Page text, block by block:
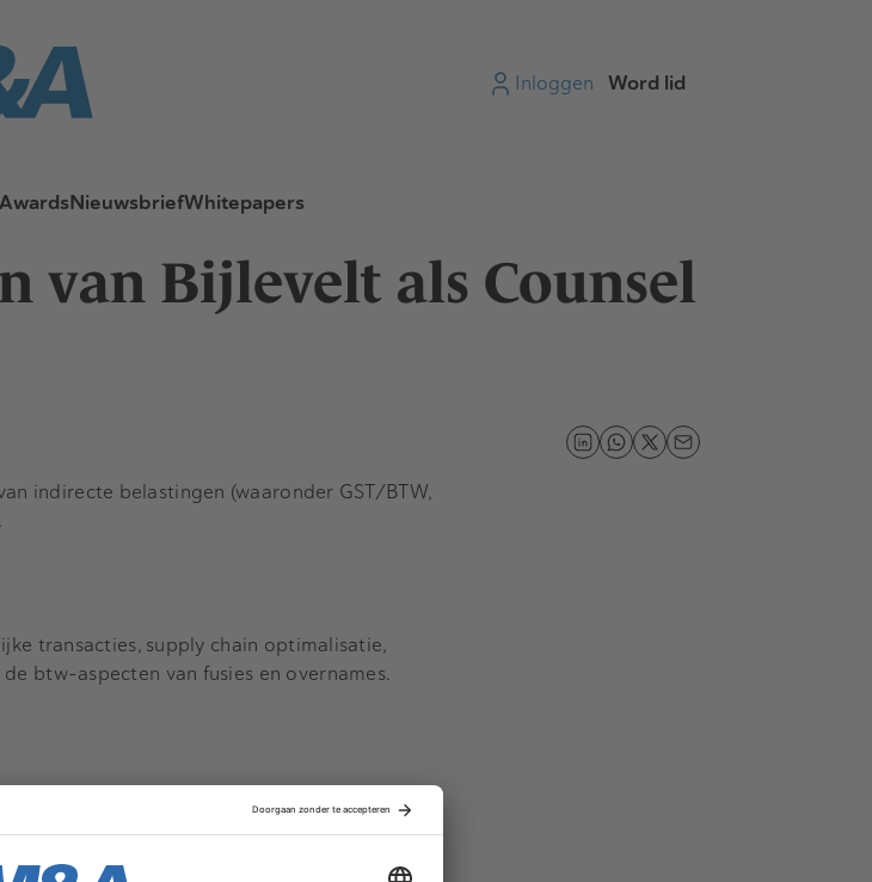
Inloggen Word lid
NieuwsbriefWhitepapers
van Bijlevelt als Counsel
indirecte belastingen (waaronder GST/BTW,
transacties, supply chain optimalisatie,
btw-aspecten van fusies en overnames.